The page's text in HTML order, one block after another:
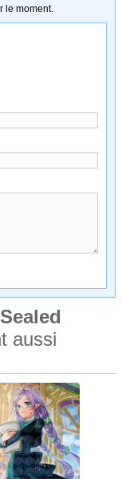
le moment.
Sealed
aussi